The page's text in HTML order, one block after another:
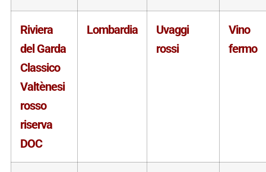
Riviera
del Garda
Classico
Valtènesi
rosso
riserva
DOC
Lombardia
Uvaggi
rossi
Vino
fermo